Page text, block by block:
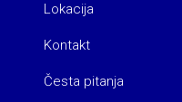
Lokacija
Kontakt
Česta pitanja